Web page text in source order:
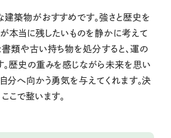
建築物がおすすめです。強さと歴史を
本当に残したいものを静かに考えて
書類や古い持ち物を処分すると、運の
。歴史の重みを感じながら未来を思い
分へ向かう勇気を与えてくれます。決
こで整います。